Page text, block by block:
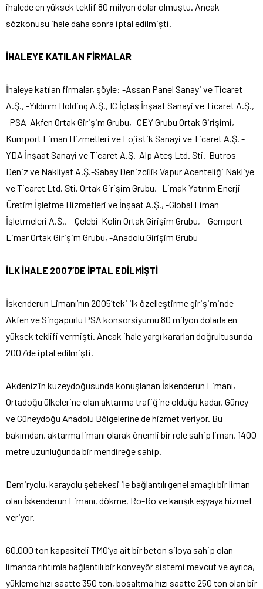
ihalede en yüksek teklif 80 milyon dolar olmuştu. Ancak
sözkonusu ihale daha sonra iptal edilmişti.
İHALEYE KATILAN FİRMALAR
İhaleye katılan firmalar, şöyle: -Assan Panel Sanayi ve Ticaret
A.Ş., -Yıldırım Holding A.Ş., IC İçtaş İnşaat Sanayi ve Ticaret A.Ş.,
-PSA-Akfen Ortak Girişim Grubu, -CEY Grubu Ortak Girişimi, -
Kumport Liman Hizmetleri ve Lojistik Sanayi ve Ticaret A.Ş. -
YDA İnşaat Sanayi ve Ticaret A.Ş.-Alp Ateş Ltd. Şti.-Butros
Deniz ve Nakliyat A.Ş.-Sabay Denizcilik Vapur Acenteliği Nakliye
ve Ticaret Ltd. Şti. Ortak Girişim Grubu, -Limak Yatırım Enerji
Üretim İşletme Hizmetleri ve İnşaat A.Ş., -Global Liman
İşletmeleri A.Ş., – Çelebi-Kolin Ortak Girişim Grubu, – Gemport-
Limar Ortak Girişim Grubu, -Anadolu Girişim Grubu
İLK İHALE 2007’DE İPTAL EDİLMİŞTİ
İskenderun Limanı’nın 2005’teki ilk özelleştirme girişiminde
Akfen ve Singapurlu PSA konsorsiyumu 80 milyon dolarla en
yüksek teklifi vermişti. Ancak ihale yargı kararları doğrultusunda
2007’de iptal edilmişti.
Akdeniz’in kuzeydoğusunda konuşlanan İskenderun Limanı,
Ortadoğu ülkelerine olan aktarma trafiğine olduğu kadar, Güney
ve Güneydoğu Anadolu Bölgelerine de hizmet veriyor. Bu
bakımdan, aktarma limanı olarak önemli bir role sahip liman, 1400
metre uzunluğunda bir mendireğe sahip.
Demiryolu, karayolu şebekesi ile bağlantılı genel amaçlı bir liman
olan İskenderun Limanı, dökme, Ro-Ro ve karışık eşyaya hizmet
veriyor.
60.000 ton kapasiteli TMO’ya ait bir beton siloya sahip olan
limanda rıhtımla bağlantılı bir konveyör sistemi mevcut ve ayrıca,
yükleme hızı saatte 350 ton, boşaltma hızı saatte 250 ton olan bir